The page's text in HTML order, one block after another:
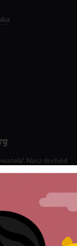
Nasz dochód
Subskrypcja RSS